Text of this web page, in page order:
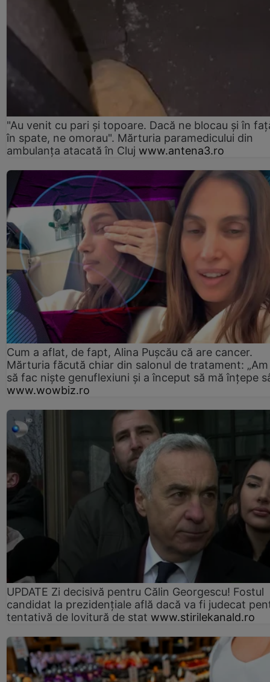
"Au venit cu pari și topoare. Dacă ne blocau şi în
în spate, ne omorau". Mărturia paramedicului din
ambulanţa atacată în Cluj www.antena3.ro
Cum a aflat, de fapt, Alina Pușcău că are cancer.
Mărturia făcută chiar din salonul de tratament:
să fac niște genuflexiuni și a început să mă înțepe
www.wowbiz.ro
UPDATE Zi decisivă pentru Călin Georgescu! Fostul
candidat la prezidențiale află dacă va fi judecat
tentativă de lovitură de stat www.stirilekanald.ro